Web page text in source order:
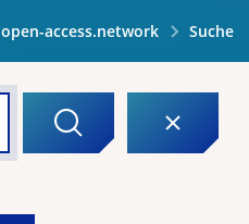
open-access.network Suche